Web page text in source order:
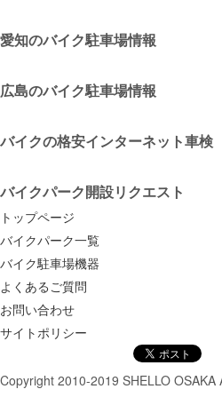
愛知のバイク駐車場情報
広島のバイク駐車場情報
バイクの格安インターネット車検
バイクパーク開設リクエスト
トップページ
バイクパーク一覧
バイク駐車場機器
よくあるご質問
お問い合わせ
サイトポリシー
Copyright 2010-2019 SHELLO OSAKA